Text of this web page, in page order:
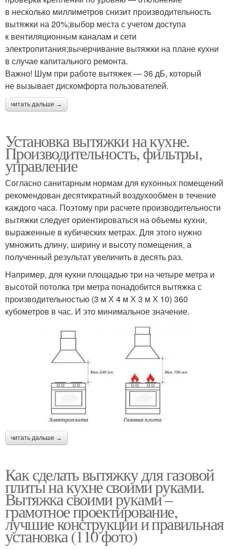
в несколько миллиметров снизит производительность
вытяжки на 20%;выбор места с учетом доступа
к вентиляционным каналам и сети
электропитания;вычерчивание вытяжки на плане кухни
в случае капитального ремонта.
Важно! Шум при работе вытяжек — 36 дБ, который
не вызывает дискомфорта пользователей.
читать дальше →
Установка вытяжки на кухне.
Производительность, фильтры,
управление
Согласно санитарным нормам для кухонных помещений
рекомендован десятикратный воздухообмен в течение
каждого часа. Поэтому при расчете производительности
вытяжки следует ориентироваться на объемы кухни,
выраженные в кубических метрах. Для этого нужно
умножить длину, ширину и высоту помещения, а
полученный результат увеличить в десять раз.
Например, для кухни площадью три на четыре метра и
высотой потолка три метра понадобится вытяжка с
производительностью (3 м Х 4 м Х 3 м Х 10) 360
кубометров в час. И это минимальное значение.
читать дальше →
Как сделать вытяжку для газовой
плиты на кухне своими руками.
Вытяжка своими руками –
грамотное проектирование,
лучшие конструкции и правильная
установка (110 фото)